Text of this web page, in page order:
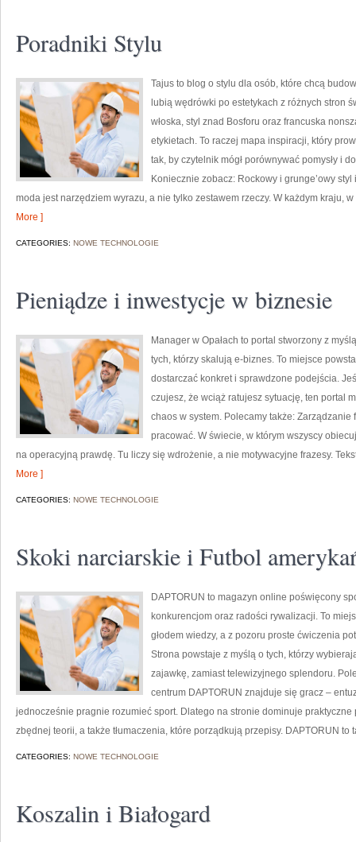
Poradniki Stylu
Tajus to blog o stylu dla osób, które chcą
lubią wędrówki po estetykach z różnych stron
włoska, styl znad Bosforu oraz francuska
etykietach. To raczej mapa inspiracji, który
tak, by czytelnik mógł porównywać pomysły i
Koniecznie zobacz: Rockowy i grunge’owy
moda jest narzędziem wyrazu, a nie tylko zestawem rzeczy. W każdym kraju,
More ]
CATEGORIES: NOWE TECHNOLOGIE
Pieniądze i inwestycje w biznesie
Manager w Opałach to portal stworzony z
tych, którzy skalują e-biznes. To miejsce
dostarczać konkret i sprawdzone podejścia.
czujesz, że wciąż ratujesz sytuację, ten portal
chaos w system. Polecamy także:
pracować. W świecie, w którym wszyscy
na operacyjną prawdę. Tu liczy się wdrożenie, a nie motywacyjne frazesy.
More ]
CATEGORIES: NOWE TECHNOLOGIE
Skoki narciarskie i Futbol
DAPTORUN to magazyn online poświęcony
konkurencjom oraz radości rywalizacji. To
głodem wiedzy, a z pozoru proste ćwiczenia
Strona powstaje z myślą o tych, którzy
zajawkę, zamiast telewizyjnego splendoru.
centrum DAPTORUN znajduje się gracz –
jednocześnie pragnie rozumieć sport. Dlatego na stronie dominuje
zbędnej teorii, a także tłumaczenia, które porządkują przepisy. DAPTORUN to
CATEGORIES: NOWE TECHNOLOGIE
Koszalin i Białogard